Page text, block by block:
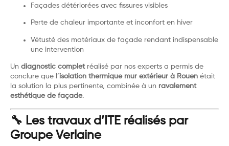
Façades détériorées avec fissures visibles
Perte de chaleur importante et inconfort en hiver
Vétusté des matériaux de façade rendant indispensable
une intervention
Un diagnostic completréalisé par nos experts a permis de
conclure que l’isolation thermique mur extérieur à Rouen était
la solution la plus pertinente, combinée à un ravalement
esthétique de façade.
🔧 Les travaux d’ITE réalisés par
Groupe Verlaine